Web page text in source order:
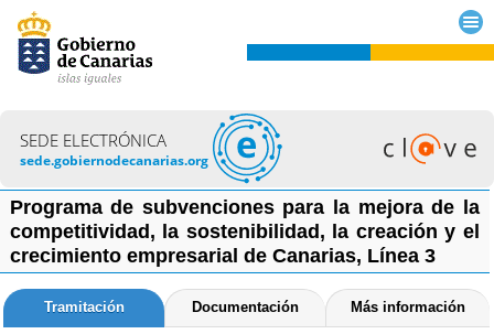
SEDE ELECTRÓNICA
sede.gobiernodecanarias.org
Programa de subvenciones para la mejora de la
competitividad, la sostenibilidad, la creación y el
crecimiento empresarial de Canarias, Línea 3
Tramitación Documentación Más información